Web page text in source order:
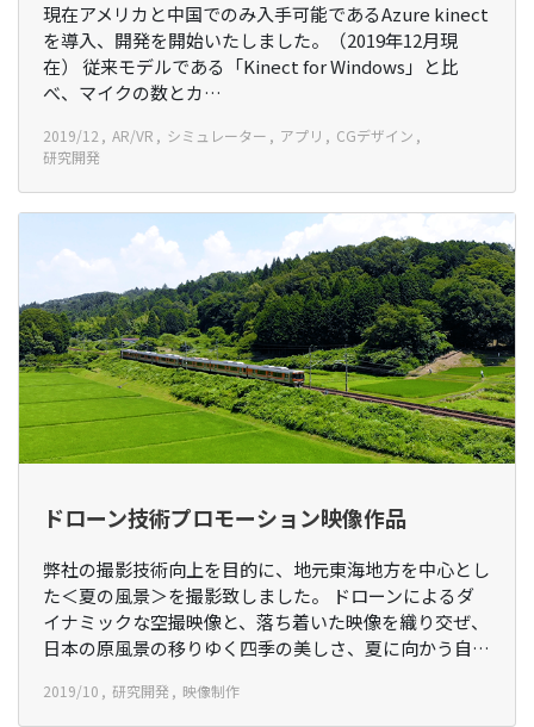
現在アメリカと中国でのみ入手可能であるAzure kinect
を導入、開発を開始いたしました。（2019年12月現
在） 従来モデルである「Kinect for Windows」と比
べ、マイクの数とカ…
2019/12 AR/VR シミュレーター アプリ
CGデザイン
研究開発
ドローン技術プロモーション映像作品
弊社の撮影技術向上を目的に、地元東海地方を中心とし
た＜夏の風景＞を撮影致しました。 ドローンによるダ
イナミックな空撮映像と、落ち着いた映像を織り交ぜ、
日本の原風景の移りゆく四季の美しさ、夏に向かう自…
2019/10 研究開発 映像制作